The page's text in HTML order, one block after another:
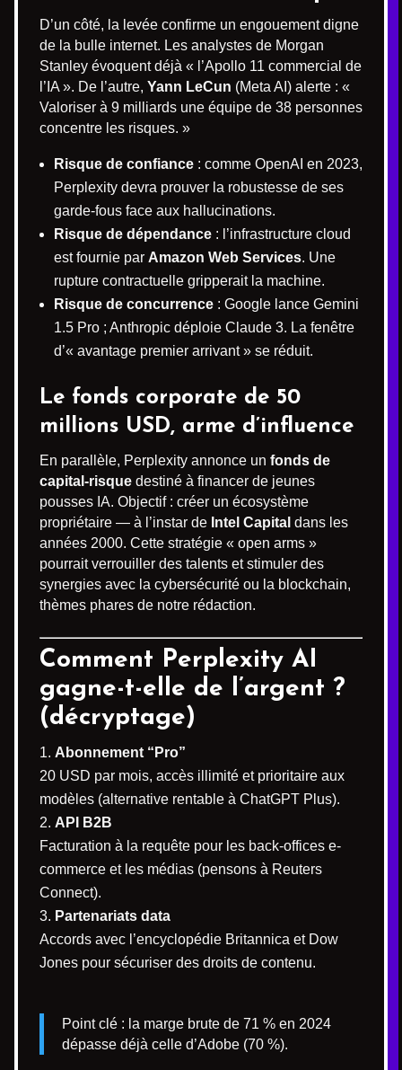
D’un côté, la levée confirme un engouement digne
de la bulle internet. Les analystes de Morgan
Stanley évoquent déjà « l’Apollo 11 commercial de
l’IA ». De l’autre, Yann LeCun (Meta AI) alerte : «
Valoriser à 9 milliards une équipe de 38 personnes
concentre les risques. »
Risque de confiance : comme OpenAI en 2023,
Perplexity devra prouver la robustesse de ses
garde-fous face aux hallucinations.
Risque de dépendance : l’infrastructure cloud
est fournie par Amazon Web Services. Une
rupture contractuelle gripperait la machine.
Risque de concurrence : Google lance Gemini
1.5 Pro ; Anthropic déploie Claude 3. La fenêtre
d’« avantage premier arrivant » se réduit.
Le fonds corporate de 50
millions USD, arme d’influence
En parallèle, Perplexity annonce un fonds de
capital-risque destiné à financer de jeunes
pousses IA. Objectif : créer un écosystème
propriétaire — à l’instar de Intel Capital dans les
années 2000. Cette stratégie « open arms »
pourrait verrouiller des talents et stimuler des
synergies avec la cybersécurité ou la blockchain,
thèmes phares de notre rédaction.
Comment Perplexity AI
gagne-t-elle de l’argent ?
(décryptage)
Abonnement “Pro”
20 USD par mois, accès illimité et prioritaire aux
modèles (alternative rentable à ChatGPT Plus).
API B2B
Facturation à la requête pour les back-offices e-
commerce et les médias (pensons à Reuters
Connect).
Partenariats data
Accords avec l’encyclopédie Britannica et Dow
Jones pour sécuriser des droits de contenu.
Point clé : la marge brute de 71 % en 2024
dépasse déjà celle d’Adobe (70 %).